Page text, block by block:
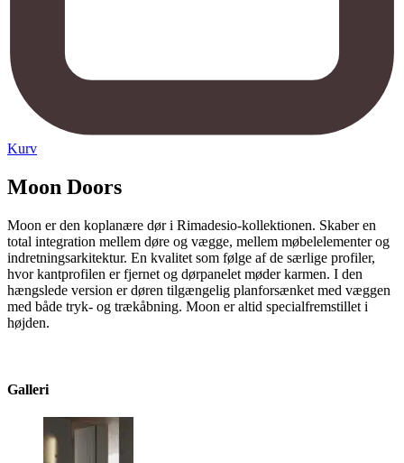
Kurv
Moon Doors
Moon er den koplanære dør i Rimadesio-kollektionen. Skaber en
total integration mellem døre og vægge, mellem møbelelementer og
indretningsarkitektur. En kvalitet som følge af de særlige profiler,
hvor kantprofilen er fjernet og dørpanelet møder karmen. I den
hængslede version er døren tilgængelig planforsænket med væggen
med både tryk- og trækåbning. Moon er altid specialfremstillet i
højden.
Galleri